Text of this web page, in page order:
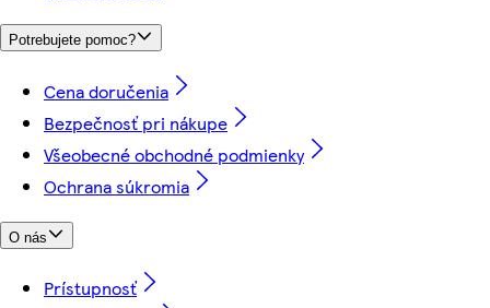
Potrebujete pomoc?
Cena doručenia
Bezpečnosť pri nákupe
Všeobecné obchodné podmienky
Ochrana súkromia
O nás
Prístupnosť